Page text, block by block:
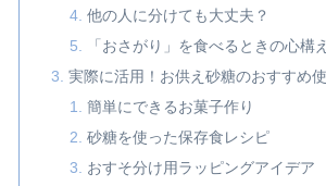
他の人に分けても大丈夫？
「おさがり」を食べるときの心構え
実際に活用！お供え砂糖のおすすめ
簡単にできるお菓子作り
砂糖を使った保存食レシピ
おすそ分け用ラッピングアイデア